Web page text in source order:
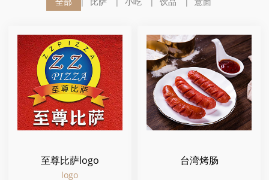
至尊比萨logo
logo
台湾烤肠